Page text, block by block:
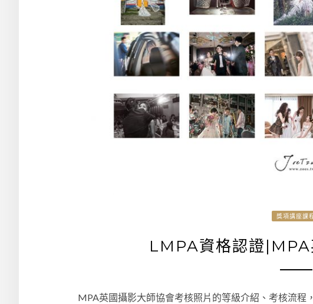
獎項講座課
LMPA資格認證|MPA
MPA英國攝影大師協會考核照片的等級介紹、考核流程